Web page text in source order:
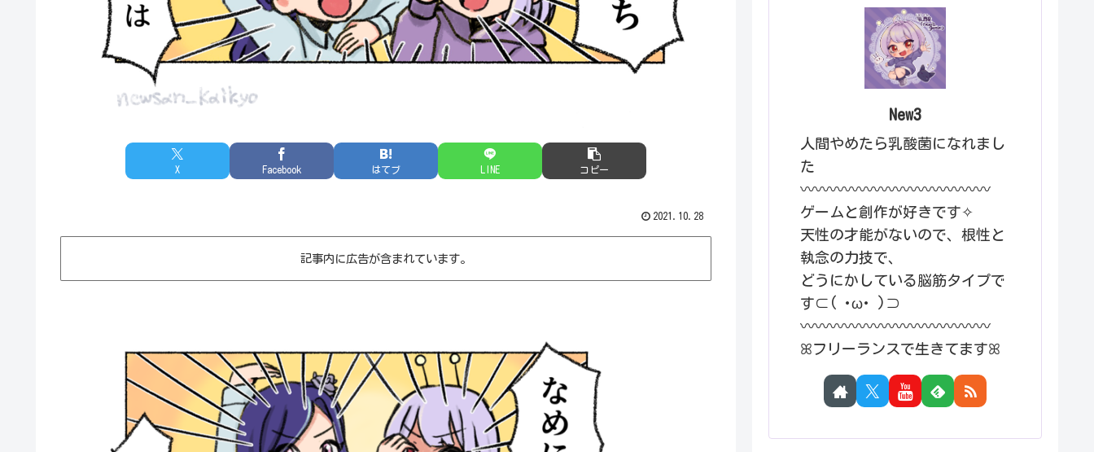
X Facebook はてブ LINE コピー
2021.10.28
記事内に広告が含まれています。
New3
人間やめたら乳酸菌になれまし
た
〰︎〰︎〰︎〰︎〰︎〰︎〰︎〰︎〰︎〰︎〰︎〰︎〰︎
ゲームと創作が好きです✧
天性の才能がないので、根性と
執念の力技で、
どうにかしている脳筋タイプで
す⊂( ･ω･ )⊃
〰︎〰︎〰︎〰︎〰︎〰︎〰︎〰︎〰︎〰︎〰︎〰︎〰︎
ꕤフリーランスで生きてますꕤ